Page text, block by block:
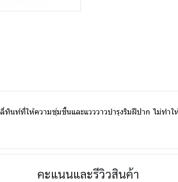
นท์ที่ให้ความชุ่มชื้นและแวววาวบำรุงริมฝีปาก ไม่ทำ
คะแนนและรีวิวสินค้า